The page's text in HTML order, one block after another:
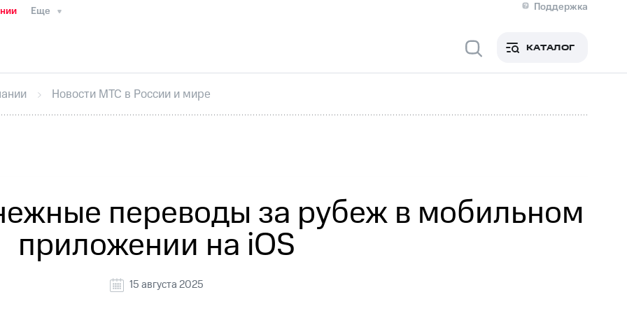
Еще
Поддержка
Медиа-центр
ИнтервьюФинансовая отчетностьКонтактыНовости в регионе
секретарьРаскрытие информации
кабинет акционераАкционерный капиталКонтроль и аудитРынок акций
КАТАЛОГ
Новости МТС в России и мире
переводы за рубеж в мобильном
приложении на iOS
15 августа 2025